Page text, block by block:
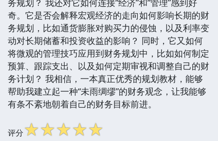
务规划？ 我还对它如何连接“经济”和“管理”感到好
奇。它是否会解释宏观经济的走向如何影响长期的财
务规划，比如通货膨胀对购买力的侵蚀，以及利率变
动对长期储蓄和投资收益的影响？ 同时，它又如何
将微观的管理技巧应用到财务规划中，比如如何制定
预算、跟踪支出、以及如何定期审视和调整自己的财
务计划？ 我相信，一本真正优秀的规划教材，能够
帮助我建立起一种“未雨绸缪”的财务观念，让我能够
有条不紊地朝着自己的财务目标前进。
评分☆☆☆☆☆